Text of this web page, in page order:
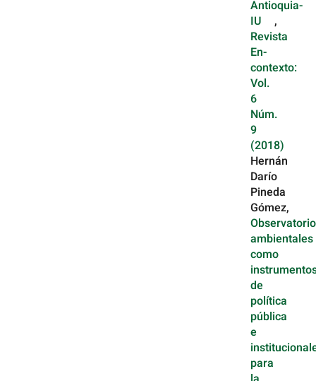
Antioquia-
IU ,
Revista
En-
contexto:
Vol.
6
Núm.
9
(2018)
Hernán
Darío
Pineda
Gómez,
ambientales
como
de
política
pública
e
para